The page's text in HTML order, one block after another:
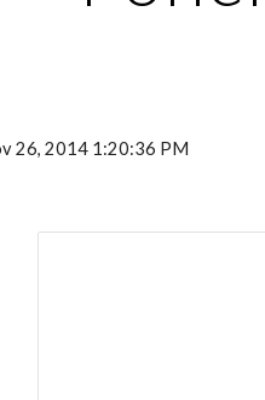
26, 2014 1:20:36 PM